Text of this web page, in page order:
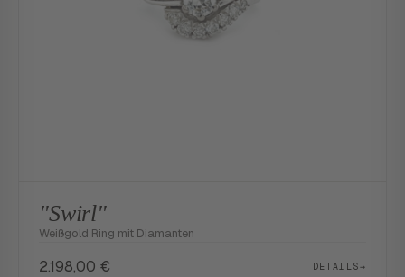
"Swirl"
Weißgold Ring mit Diamanten
2.198,00 € DETAILS→